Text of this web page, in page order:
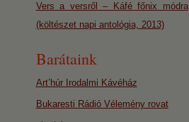
Vers a versről – Káfé főnix módra
(költészet napi antológia, 2013)
Barátaink
Art’húr Irodalmi Kávéház
Bukaresti Rádió Vélemény rovat